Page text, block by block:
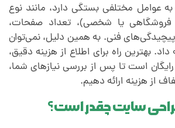
عوامل مختلفی بستگی دارد، مانند نوع
یا شخصی)، تعداد صفحات،
پیچیدگی‌های فنی. به همین دلیل، نمی‌توان
بهترین راه برای اطلاع از هزینه دقیق،
است تا پس از بررسی نیازهای شما،
از هزینه ارائه دهیم.